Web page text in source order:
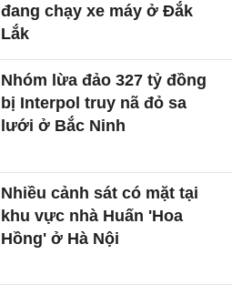
đang chạy xe máy ở Đắk
Lắk
Nhóm lừa đảo 327 tỷ đồng
bị Interpol truy nã đỏ sa
lưới ở Bắc Ninh
Nhiều cảnh sát có mặt tại
khu vực nhà Huấn 'Hoa
Hồng' ở Hà Nội